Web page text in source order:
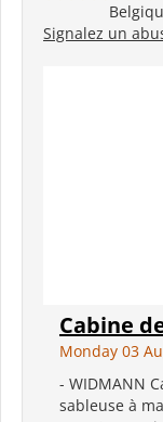
Signalez un
Cabine
Monday 03
- WIDMANN
sableuse à